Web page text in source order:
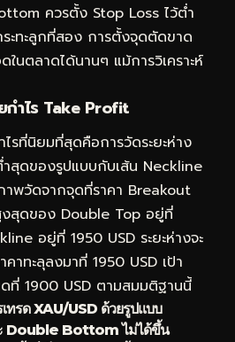
ควรตั้ง Stop Loss ไว้ต่ำ
ะทะลูกที่สอง การตั้งจุดตัดขาด
ในตลาดได้นานๆ แม้การวิเคราะห์
กำไร Take Profit
รที่นิยมที่สุดคือการวัดระยะห่าง
สุดของรูปแบบกับเส้น Neckline
าพวัดจากจุดที่ราคา Breakout
สุดของ Double Top อยู่ที่
อยู่ที่ 1950 USD ระยะห่างจะ
คาทะลุลงมาที่ 1950 USD เป้า
ที่ 1900 USD ตามสมมติฐานนี้
ทรด XAU/USD ด้วยรูปแบบ
Double Bottom ไม่ได้ขึ้น